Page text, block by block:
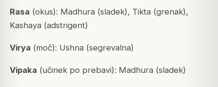
Rasa (okus): Madhura (sladek), Tikta (grenak),
Kashaya (adstrigent)
Virya (moč): Ushna (segrevalna)
Vipaka (učinek po prebavi): Madhura (sladek)